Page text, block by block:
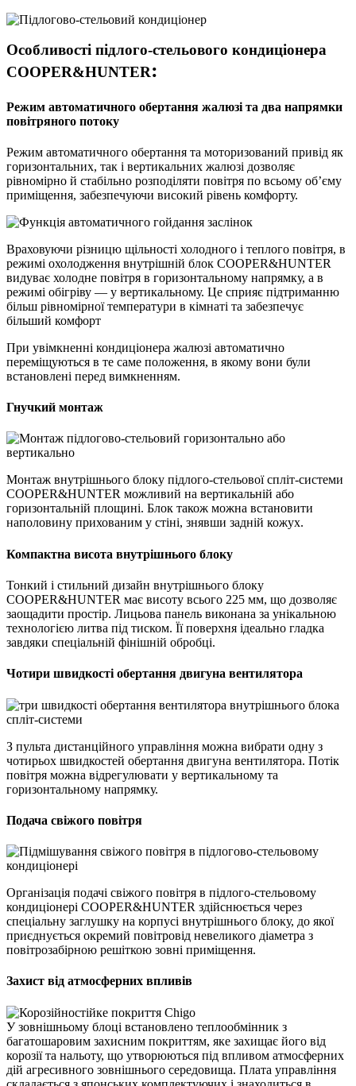
Особливості підлого-стельового кондиціонера
COOPER&HUNTER:
Режим автоматичного обертання жалюзі та два напрямки
повітряного потоку
Режим автоматичного обертання та моторизований привід як
горизонтальних, так і вертикальних жалюзі дозволяє
рівномірно й стабільно розподіляти повітря по всьому об’єму
приміщення, забезпечуючи високий рівень комфорту.
Враховуючи різницю щільності холодного і теплого повітря, в
режимі охолодження внутрішній блок COOPER&HUNTER
видуває холодне повітря в горизонтальному напрямку, а в
режимі обігріву — у вертикальному. Це сприяє підтриманню
більш рівномірної температури в кімнаті та забезпечує
більший комфорт
При увімкненні кондиціонера жалюзі автоматично
переміщуються в те саме положення, в якому вони були
встановлені перед вимкненням.
Гнучкий монтаж
Монтаж внутрішнього блоку підлого-стельової спліт-системи
COOPER&HUNTER можливий на вертикальній або
горизонтальній площині. Блок також можна встановити
наполовину прихованим у стіні, знявши задній кожух.
Компактна висота внутрішнього блоку
Тонкий і стильний дизайн внутрішнього блоку
COOPER&HUNTER має висоту всього 225 мм, що дозволяє
заощадити простір. Лицьова панель виконана за унікальною
технологією литва під тиском. Її поверхня ідеально гладка
завдяки спеціальній фінішній обробці.
Чотири швидкості обертання двигуна вентилятора
З пульта дистанційного управління можна вибрати одну з
чотирьох швидкостей обертання двигуна вентилятора. Потік
повітря можна відрегулювати у вертикальному та
горизонтальному напрямку.
Подача свіжого повітря
Організація подачі свіжого повітря в підлого-стельовому
кондиціонері COOPER&HUNTER здійснюється через
спеціальну заглушку на корпусі внутрішнього блоку, до якої
приєднується окремий повітровід невеликого діаметра з
повітрозабірною решіткою зовні приміщення.
Захист від атмосферних впливів
У зовнішньому блоці встановлено теплообмінник з
багатошаровим захисним покриттям, яке захищає його від
корозії та нальоту, що утворюються під впливом атмосферних
дій агресивного зовнішнього середовища. Плата управління